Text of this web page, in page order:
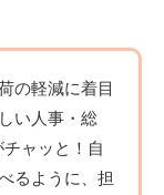
の軽減に着目
い人事・総
ャッと！自
るように、担